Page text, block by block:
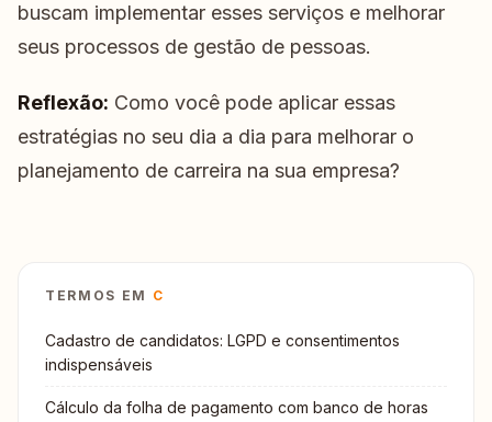
buscam implementar esses serviços e melhorar
seus processos de gestão de pessoas.
Reflexão: Como você pode aplicar essas
estratégias no seu dia a dia para melhorar o
planejamento de carreira na sua empresa?
TERMOS EM C
Cadastro de candidatos: LGPD e consentimentos
indispensáveis
Cálculo da folha de pagamento com banco de horas